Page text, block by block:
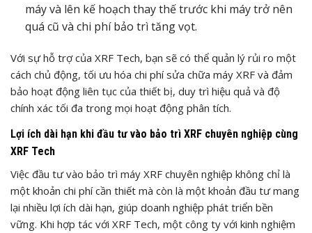
máy và lên kế hoạch thay thế trước khi máy trở nên
quá cũ và chi phí bảo trì tăng vọt.
Với sự hỗ trợ của XRF Tech, bạn sẽ có thể quản lý rủi ro một
cách chủ động, tối ưu hóa chi phí sửa chữa máy XRF và đảm
bảo hoạt động liên tục của thiết bị, duy trì hiệu quả và độ
chính xác tối đa trong mọi hoạt động phân tích.
Lợi ích dài hạn khi đầu tư vào bảo trì XRF chuyên nghiệp cùng
XRF Tech
Việc đầu tư vào bảo trì máy XRF chuyên nghiệp không chỉ là
một khoản chi phí cần thiết mà còn là một khoản đầu tư mang
lại nhiều lợi ích dài hạn, giúp doanh nghiệp phát triển bền
vững. Khi hợp tác với XRF Tech, một công ty với kinh nghiệm